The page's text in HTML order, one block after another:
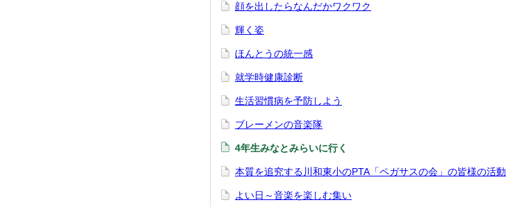
顔を出したらなんだかワクワク
輝く姿
ほんとうの統一感
就学時健康診断
生活習慣病を予防しよう
ブレーメンの音楽隊
4年生みなとみらいに行く
本質を追究する川和東小のPTA「ペガサスの会」の皆様の活動
よい日～音楽を楽しむ集い